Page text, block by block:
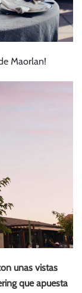
Maorlan!
unas vistas
que apuesta